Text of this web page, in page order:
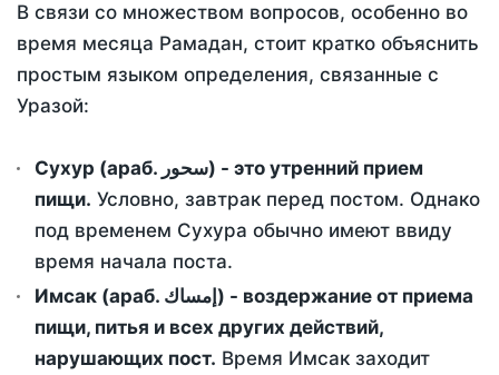
В связи со множеством вопросов, особенно во
время месяца Рамадан, стоит кратко объяснить
простым языком определения, связанные с
Уразой:
Сухур (араб. سحور) - это утренний прием
пищи. Условно, завтрак перед постом. Однако
под временем Сухура обычно имеют ввиду
время начала поста.
Имсак (араб. إمساك) - воздержание от приема
пищи, питья и всех других действий,
нарушающих пост. Время Имсак заходит